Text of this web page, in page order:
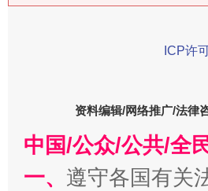
ICP许
资料编辑/网络推广/法律
中国/公众/公共/全
一、 遵守各国有关